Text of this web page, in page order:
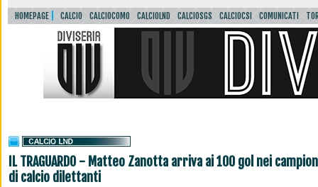
HOMEPAGE CALCIO CALCIOCOMO CALCIOLND CALCIOSGS CALCIOCSI COMUNICATI
IL TRAGUARDO - Matteo Zanotta arriva ai 100 gol nei
di calcio dilettanti